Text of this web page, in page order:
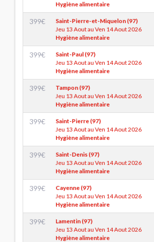
Hygiène alimentaire
399€
Saint-Pierre-et-Miquelon (97)
Jeu 13 Aout au Ven 14 Aout 2026
Hygiène alimentaire
399€
Saint-Paul (97)
Jeu 13 Aout au Ven 14 Aout 2026
Hygiène alimentaire
399€
Tampon (97)
Jeu 13 Aout au Ven 14 Aout 2026
Hygiène alimentaire
399€
Saint-Pierre (97)
Jeu 13 Aout au Ven 14 Aout 2026
Hygiène alimentaire
399€
Saint-Denis (97)
Jeu 13 Aout au Ven 14 Aout 2026
Hygiène alimentaire
399€
Cayenne (97)
Jeu 13 Aout au Ven 14 Aout 2026
Hygiène alimentaire
399€
Lamentin (97)
Jeu 13 Aout au Ven 14 Aout 2026
Hygiène alimentaire